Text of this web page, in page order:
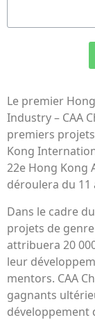
Le premier
Industry – CAA
premiers
Kong
22e Hong Kong
déroulera du 11
Dans le cadre
projets de
attribuera 20
leur
mentors. CAA
gagnants
développement